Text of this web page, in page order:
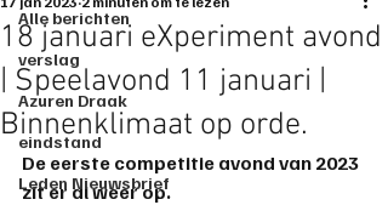
Alle berichten
verslag
Azuren Draak
eindstand
Leden Nieuwsbrief
18 januari eXperiment avond
| Speelavond 11 januari |
Binnenklimaat op orde.
De eerste competitie avond van 2023
zit er al weer op.